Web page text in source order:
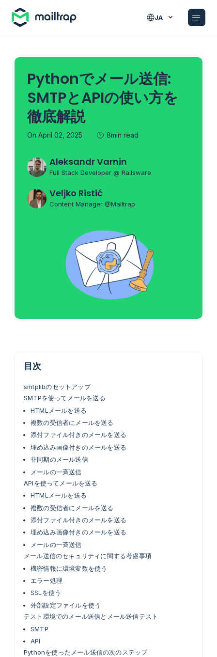
JA
Pythonでメール送信:
SMTPとAPIの使い方を
徹底解説
On April 02, 2025 8min read
Aleksandr Varnin
Full Stack Developer @ Railsware
Veljko Ristić
Content Manager @Mailtrap
目次
smtplibのセットアップ
SMTPを使ってメールを送る
HTMLメールを送る
複数の受信者にメールを送る
添付ファイル付きのメールを送る
埋め込み画像付きのメールを送る
非同期のメール送信
メールの一斉送信
APIを使ってメールを送る
HTMLメールを送る
複数の受信者にメールを送る
添付ファイル付きのメールを送る
埋め込み画像付きのメールを送る
メールの一斉送信
メール送信のセキュリティに関する考慮事項
機密情報に環境変数を使う
エラー処理
SSLを使う
外部設定ファイルを使う
テスト環境でのメール送信とメール送信テスト
SMTP
API
Pythonを使ったメール送信の次のステップ